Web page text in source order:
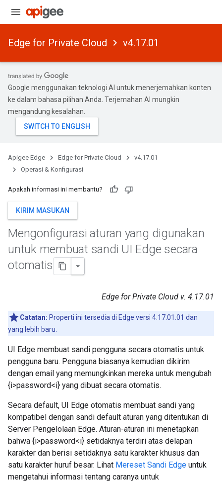
Edge for Private Cloud v4.17.01
Google menggunakan teknologi AI untuk menerjemahkan konten
ke dalam bahasa pilihan Anda. Terjemahan AI mungkin
mengandung kesalahan.
Apigee Edge Edge for Private Cloud
v4.17.01
Operasi & Konfigurasi
Apakah informasi ini membantu?
KIRIM MASUKAN
Mengonfigurasi aturan yang digunakan
untuk membuat sandi UI Edge secara
otomatis
Edge for Private Cloud v. 4.17.01
Catatan: Properti ini tersedia di Edge versi 4.17.01.01 dan
yang lebih baru.
UI Edge membuat sandi pengguna secara otomatis untuk
pengguna baru. Pengguna biasanya kemudian dikirim
dengan email yang memungkinkan mereka untuk mengubah
{i>password<i} yang dibuat secara otomatis.
Secara default, UI Edge otomatis membuat sandi yang
kompatibel dengan sandi default aturan yang ditentukan di
Server Pengelolaan Edge. Aturan-aturan ini menetapkan
bahwa {i>password<i} setidaknya terdiri atas delapan
karakter dan berisi setidaknya satu karakter khusus dan
satu karakter huruf besar. Lihat Mereset Sandi Edge untuk
mengetahui informasi tentang caranya untuk